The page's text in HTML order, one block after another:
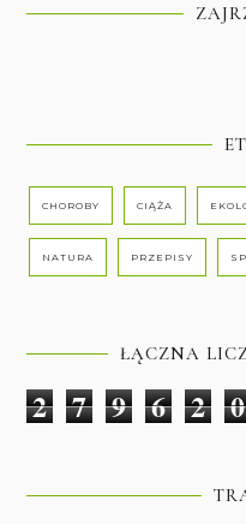
CHOROBY CIĄŻA
NATURA PRZEPISY
ŁĄCZNA
2 7 9 6 2 0